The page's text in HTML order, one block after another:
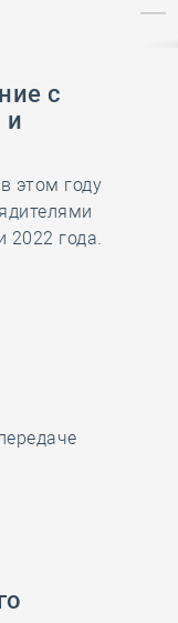
с
и
этом году
2022 года.